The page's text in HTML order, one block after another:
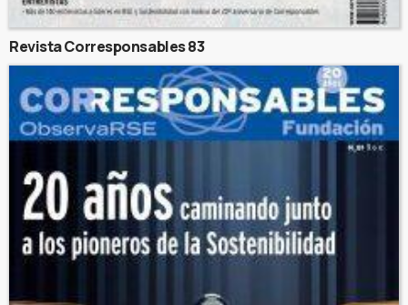
Revista Corresponsables 83